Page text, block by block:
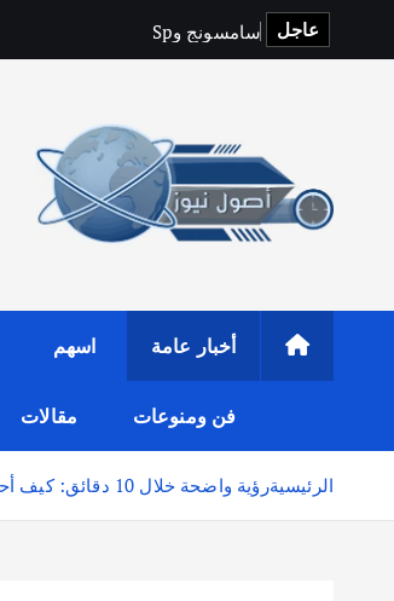
ى
عاجل سامسونج و ify
أخبار عامة اسهم
فن ومنوعات مقالات
الرئيسيةرؤية واضحة خلال 10 دقائق: كيف أحدثت تقنيات الليزك الحديثة نقلة نوعية في جراحات تصحيح النظر